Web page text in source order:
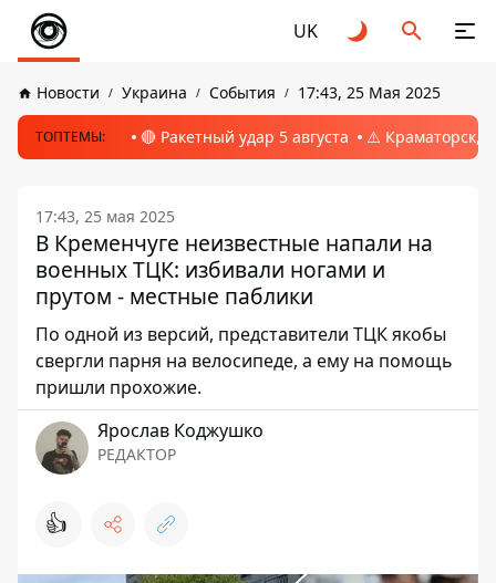
UK
Новости Украина События 17:43, 25 Мая 2025
ТОПТЕМЫ: 🔴 Ракетный удар 5 августа ⚠️ Краматорск,
17:43, 25 мая 2025
В Кременчуге неизвестные напали на
военных ТЦК: избивали ногами и
прутом - местные паблики
По одной из версий, представители ТЦК якобы
свергли парня на велосипеде, а ему на помощь
пришли прохожие.
Ярослав Коджушко
РЕДАКТОР
👍